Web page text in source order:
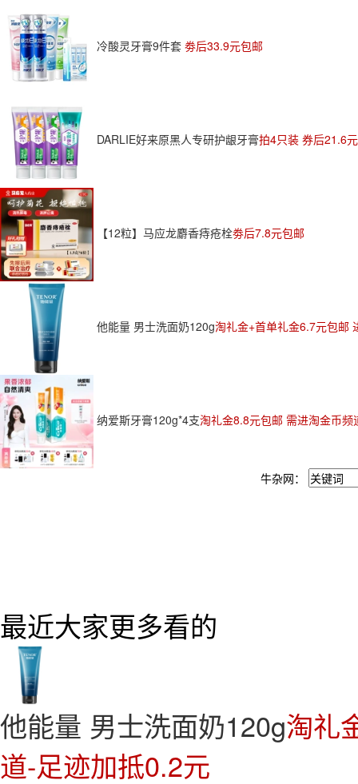
冷酸灵牙膏9件套 劵后33.9元包邮
DARLIE好来原黑人专研护龈牙膏拍4只装 券后21.6
【12粒】马应龙麝香痔疮栓劵后7.8元包邮
他能量 男士洗面奶120g淘礼金+首单礼金6.7元包邮
纳爱斯牙膏120g*4支淘礼金8.8元包邮 需进淘金币
牛杂网：
最近大家更多看的
他能量 男士洗面奶120g淘礼
道-足迹加抵0.2元